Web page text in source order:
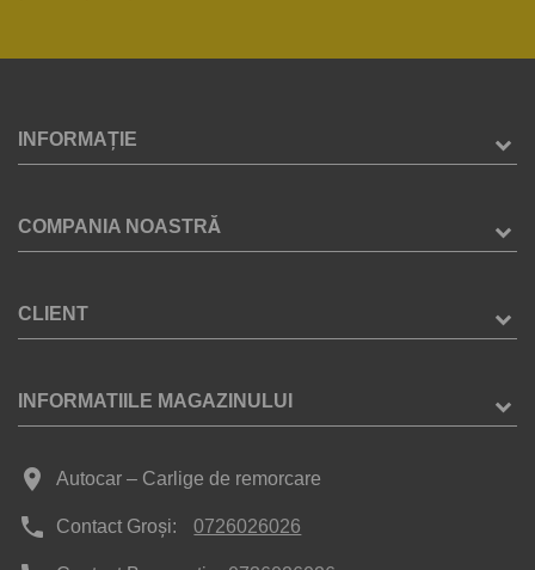
INFORMAȚIE
COMPANIA NOASTRĂ
CLIENT
INFORMATIILE MAGAZINULUI
place Autocar – Carlige de remorcare
phone Contact Groși: 0726026026